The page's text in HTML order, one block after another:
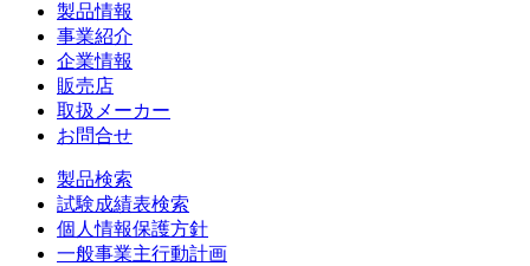
製品情報
事業紹介
企業情報
販売店
取扱メーカー
お問合せ
製品検索
試験成績表検索
個人情報保護方針
一般事業主行動計画